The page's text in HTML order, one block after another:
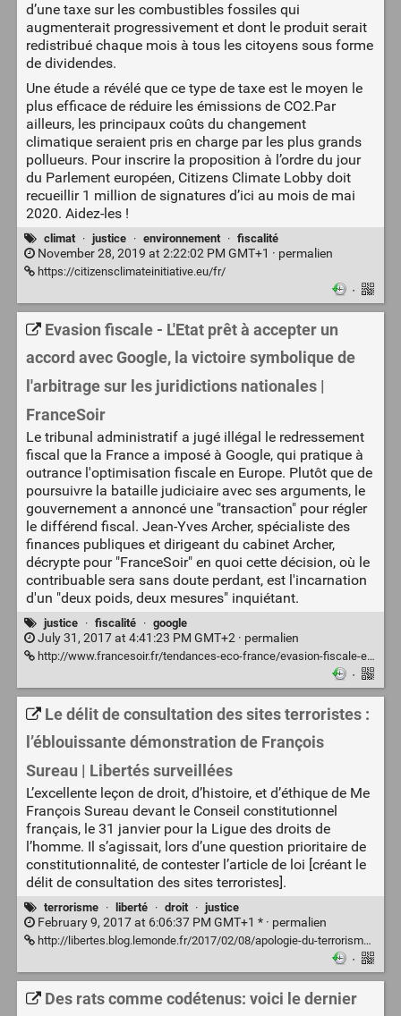
d’une taxe sur les combustibles fossiles qui
augmenterait progressivement et dont le produit serait
redistribué chaque mois à tous les citoyens sous forme
de dividendes.
Une étude a révélé que ce type de taxe est le moyen le
plus efficace de réduire les émissions de CO2.Par
ailleurs, les principaux coûts du changement
climatique seraient pris en charge par les plus grands
pollueurs. Pour inscrire la proposition à l’ordre du jour
du Parlement européen, Citizens Climate Lobby doit
recueillir 1 million de signatures d’ici au mois de mai
2020. Aidez-les !
climat · justice · environnement · fiscalité
November 28, 2019 at 2:22:02 PM GMT+1 · permalien
https://citizensclimateinitiative.eu/fr/
·
Evasion fiscale - L'Etat prêt à accepter un
accord avec Google, la victoire symbolique de
l'arbitrage sur les juridictions nationales |
FranceSoir
Le tribunal administratif a jugé illégal le redressement
fiscal que la France a imposé à Google, qui pratique à
outrance l'optimisation fiscale en Europe. Plutôt que de
poursuivre la bataille judiciaire avec ses arguments, le
gouvernement a annoncé une "transaction" pour régler
le différend fiscal. Jean-Yves Archer, spécialiste des
finances publiques et dirigeant du cabinet Archer,
décrypte pour "FranceSoir" en quoi cette décision, où le
contribuable sera sans doute perdant, est l'incarnation
d'un "deux poids, deux mesures" inquiétant.
justice · fiscalité · google
July 31, 2017 at 4:41:23 PM GMT+2 · permalien
http://www.francesoir.fr/tendances-eco-france/evasion-fiscale-etat-pret-accepter-un-accord-avec-google-la-victoire-arbitrage-juridictions-nationales-milliards-euros-affaire-tapie-darmanin-chambre-commerce-irlande-ceta-tafta-impots-taxes
·
Le délit de consultation des sites terroristes :
l’éblouissante démonstration de François
Sureau | Libertés surveillées
L’excellente leçon de droit, d’histoire, et d’éthique de Me
François Sureau devant le Conseil constitutionnel
français, le 31 janvier pour la Ligue des droits de
l’homme. Il s’agissait, lors d’une question prioritaire de
constitutionnalité, de contester l’article de loi [créant le
délit de consultation des sites terroristes].
terrorisme · liberté · droit · justice
February 9, 2017 at 6:06:37 PM GMT+1 * · permalien
http://libertes.blog.lemonde.fr/2017/02/08/apologie-du-terrorisme-la-brillante-demonstration-de-francois-sureau-devant-le-conseil-constitutionnel/
·
Des rats comme codétenus: voici le dernier